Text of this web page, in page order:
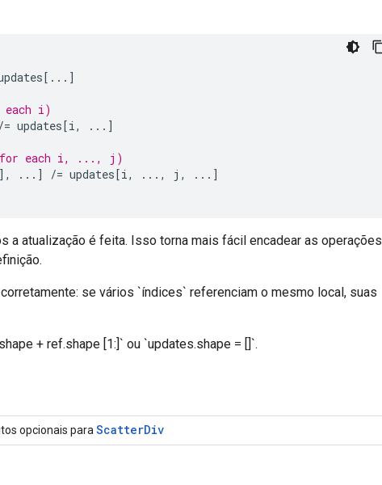
[...]
i)
/= updates[i, ...]
(for each i, ..., j)
], ...] /= updates[i, ..., j , ...]
a atualização é feita. Isso torna mais fácil encadear as operações
se vários `índices` referenciam o mesmo local, suas
+ ref.shape [1:]` ou `updates.shape = []`.
opcionais para ScatterDiv